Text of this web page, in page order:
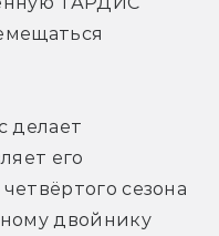
делает
его
сезона
двойнику